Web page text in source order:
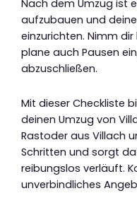
Nach dem Umzug ist
aufzubauen und
einzurichten. Nimm
plane auch Pausen
abzuschließen.
Mit dieser Checkliste
deinen Umzug von
Rastoder aus Villach
Schritten und sorgt
reibungslos verläuft.
unverbindliches